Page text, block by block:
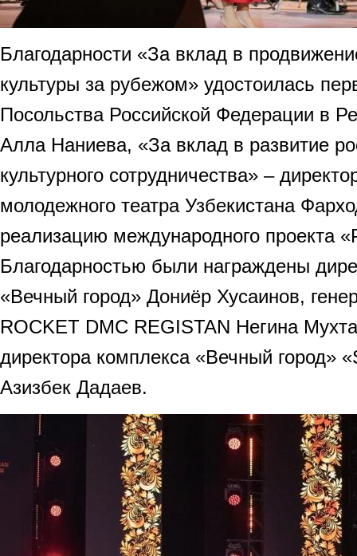
Благодарности «За вклад в
культуры за рубежом» удостоилась
Посольства Российской Федерации в
Алла Наниева, «За вклад в развитие
культурного сотрудничества» –
молодежного театра Узбекистана
реализацию международного проекта
Благодарностью были награждены
«Вечный город» Дониёр Хусаинов,
ROCKET DMC REGISTAN Негина
директора комплекса «Вечный город»
Азизбек Дадаев.